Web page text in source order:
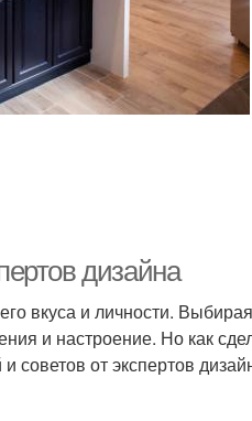
дизайна
вкуса и личности.
и настроение. Но как
от экспертов